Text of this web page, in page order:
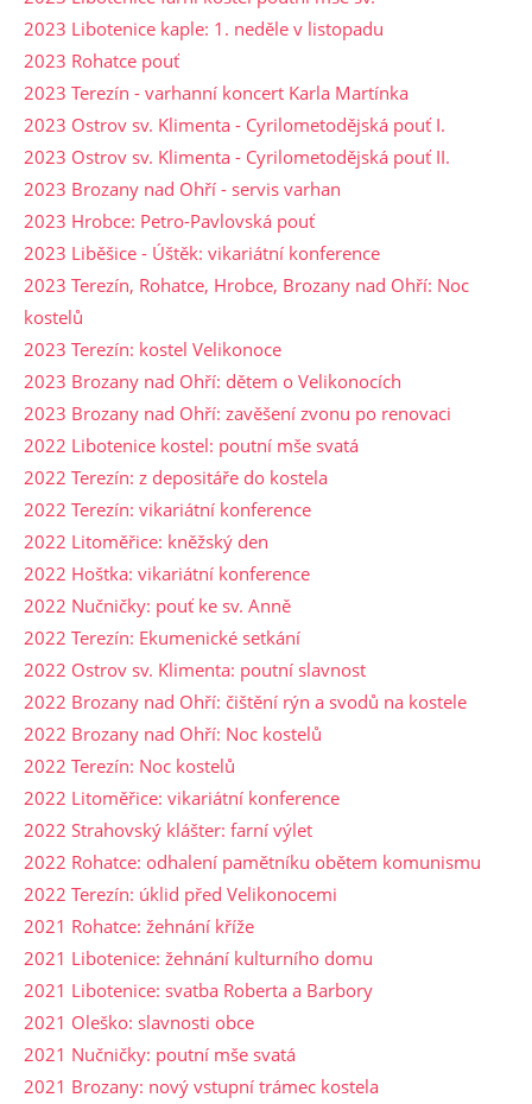
2023 Libotenice kaple: 1. neděle v listopadu
2023 Rohatce pouť
2023 Terezín - varhanní koncert Karla Martínka
2023 Ostrov sv. Klimenta - Cyrilometodějská pouť I.
2023 Ostrov sv. Klimenta - Cyrilometodějská pouť II.
2023 Brozany nad Ohří - servis varhan
2023 Hrobce: Petro-Pavlovská pouť
2023 Liběšice - Úštěk: vikariátní konference
2023 Terezín, Rohatce, Hrobce, Brozany nad Ohří: Noc
kostelů
2023 Terezín: kostel Velikonoce
2023 Brozany nad Ohří: dětem o Velikonocích
2023 Brozany nad Ohří: zavěšení zvonu po renovaci
2022 Libotenice kostel: poutní mše svatá
2022 Terezín: z depositáře do kostela
2022 Terezín: vikariátní konference
2022 Litoměřice: kněžský den
2022 Hoštka: vikariátní konference
2022 Nučničky: pouť ke sv. Anně
2022 Terezín: Ekumenické setkání
2022 Ostrov sv. Klimenta: poutní slavnost
2022 Brozany nad Ohří: čištění rýn a svodů na kostele
2022 Brozany nad Ohří: Noc kostelů
2022 Terezín: Noc kostelů
2022 Litoměřice: vikariátní konference
2022 Strahovský klášter: farní výlet
2022 Rohatce: odhalení pamětníku obětem komunismu
2022 Terezín: úklid před Velikonocemi
2021 Rohatce: žehnání kříže
2021 Libotenice: žehnání kulturního domu
2021 Libotenice: svatba Roberta a Barbory
2021 Oleško: slavnosti obce
2021 Nučničky: poutní mše svatá
2021 Brozany: nový vstupní trámec kostela